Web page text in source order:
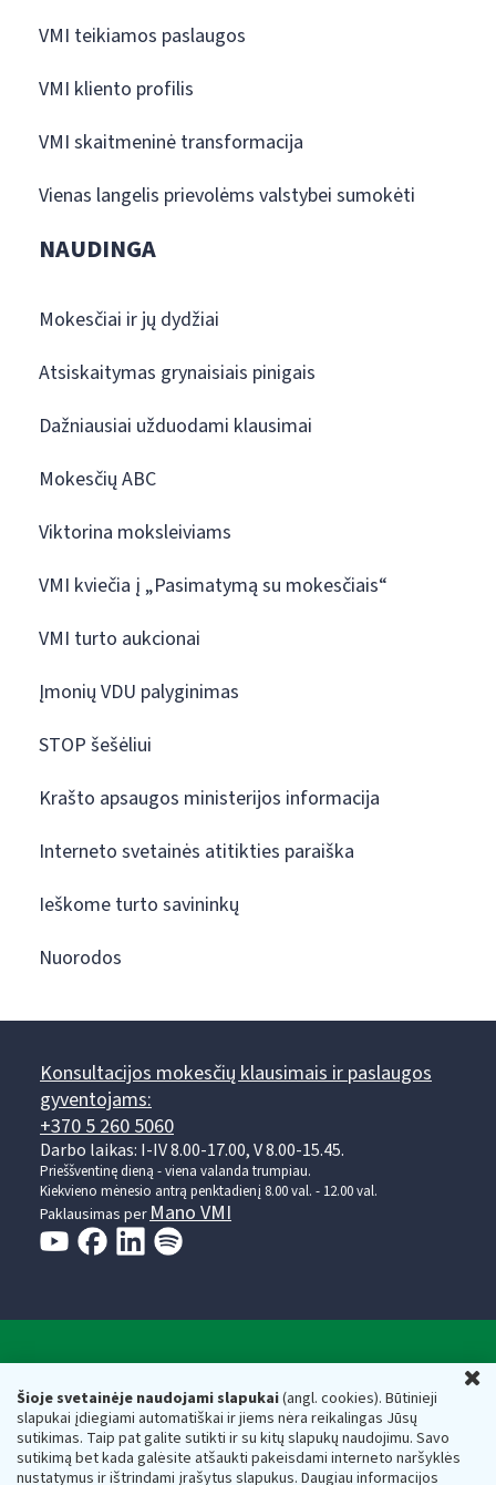
Šioje svetainėje naudojami slapukai(angl. cookies). Būtinieji
slapukai įdiegiami automatiškai ir jiems nėra reikalingas Jūsų
sutikimas. Taip pat galite sutikti ir su kitų slapukų naudojimu. Savo
sutikimą bet kada galėsite atšaukti pakeisdami interneto naršyklės
nustatymus ir ištrindami įrašytus slapukus. Daugiau informacijos
VMI teikiamos paslaugos
VMI kliento profilis
VMI skaitmeninė transformacija
Vienas langelis prievolėms valstybei sumokėti
NAUDINGA
Mokesčiai ir jų dydžiai
Atsiskaitymas grynaisiais pinigais
Dažniausiai užduodami klausimai
Mokesčių ABC
Viktorina moksleiviams
VMI kviečia į „Pasimatymą su mokesčiais“
VMI turto aukcionai
Įmonių VDU palyginimas
STOP šešėliui
Krašto apsaugos ministerijos informacija
Interneto svetainės atitikties paraiška
Ieškome turto savininkų
Nuorodos
Konsultacijos mokesčių klausimais ir paslaugos
gyventojams:
+370 5 260 5060
Darbo laikas: I-IV 8.00-17.00, V 8.00-15.45.
Prieššventinę dieną - viena valanda trumpiau.
Kiekvieno mėnesio antrą penktadienį 8.00 val. - 12.00 val.
Paklausimas perMano VMI
Valstybinė mokesčių inspekcija prie Lietuvos
Respublikos finansų ministerijos
Biudžetinė įstaiga. Juridinio asmens kodas — 188659752,
adresas: Vasario 16-osios g. 14, 01107 Vilnius, Lietuva, el.paštas:
vmi@vmi.lt , E. pristatymo dėžutės adresas 188659752